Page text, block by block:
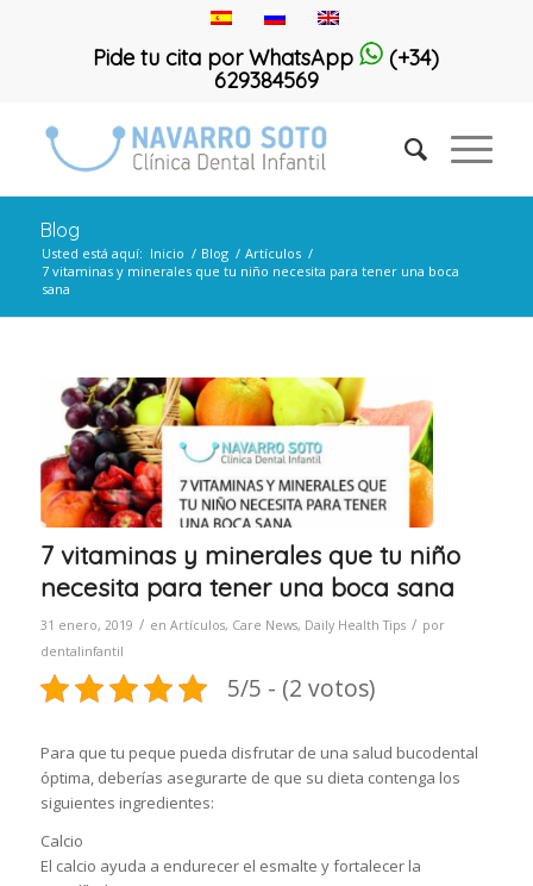
Pide tu cita por WhatsApp
(+34)
629384569
Blog
Usted está aquí: Inicio / Blog / Artículos /
7 vitaminas y minerales que tu niño necesita para tener una boca
sana
7 vitaminas y minerales que tu niño
necesita para tener una boca sana
31 enero, 2019 / en Artículos, Care News, Daily Health Tips / por
dentalinfantil
5/5 - (2 votos)
Para que tu peque pueda disfrutar de una salud bucodental
óptima, deberías asegurarte de que su dieta contenga los
siguientes ingredientes:
Calcio
El calcio ayuda a endurecer el esmalte y fortalecer la